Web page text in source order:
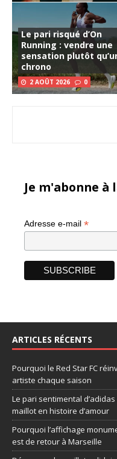
Le pari risqué d’On
Running : vendre une
sensation plutôt
chrono
2 AOÛT 2026 0
Je m'abonne
Adresse e-mail *
ARTICLES RÉCENTS
Pourquoi le Red Star FC
artiste chaque saison
Le pari sentimental
maillot en histoire d’amour
Pourquoi l’affichage
est de retour à Marseille